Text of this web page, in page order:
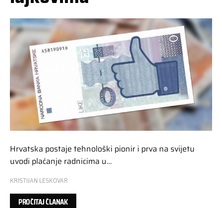
Hrvatska postaje tehnološki pionir i prva na svijetu
uvodi plaćanje radnicima u…
KRISTIJAN LESKOVAR
PROČITAJ ČLANAK